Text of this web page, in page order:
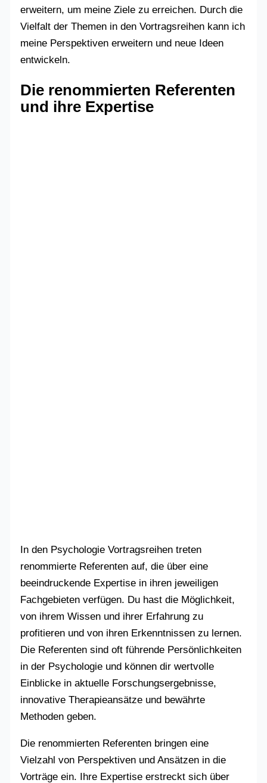
erweitern, um meine Ziele zu erreichen. Durch die
Vielfalt der Themen in den Vortragsreihen kann ich
meine Perspektiven erweitern und neue Ideen
entwickeln.
Die renommierten Referenten
und ihre Expertise
In den Psychologie Vortragsreihen treten
renommierte Referenten auf, die über eine
beeindruckende Expertise in ihren jeweiligen
Fachgebieten verfügen. Du hast die Möglichkeit,
von ihrem Wissen und ihrer Erfahrung zu
profitieren und von ihren Erkenntnissen zu lernen.
Die Referenten sind oft führende Persönlichkeiten
in der Psychologie und können dir wertvolle
Einblicke in aktuelle Forschungsergebnisse,
innovative Therapieansätze und bewährte
Methoden geben.
Die renommierten Referenten bringen eine
Vielzahl von Perspektiven und Ansätzen in die
Vorträge ein. Ihre Expertise erstreckt sich über